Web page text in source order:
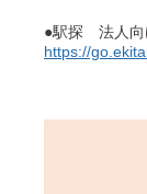
●駅探 法人向
https://